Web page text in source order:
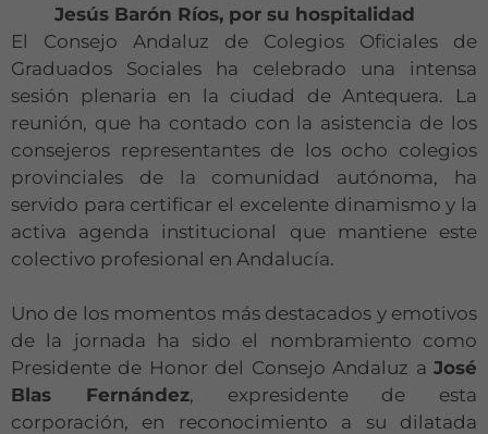
Jesús Barón Ríos, por su hospitalidad
El Consejo Andaluz de Colegios Oficiales de
Graduados Sociales ha celebrado una intensa
sesión plenaria en la ciudad de Antequera. La
reunión, que ha contado con la asistencia de los
consejeros representantes de los ocho colegios
provinciales de la comunidad autónoma, ha
servido para certificar el excelente dinamismo y la
activa agenda institucional que mantiene este
colectivo profesional en Andalucía.
Uno de los momentos más destacados y emotivos
de la jornada ha sido el nombramiento como
Presidente de Honor del Consejo Andaluz a José
Blas Fernández, expresidente de esta
corporación, en reconocimiento a su dilatada